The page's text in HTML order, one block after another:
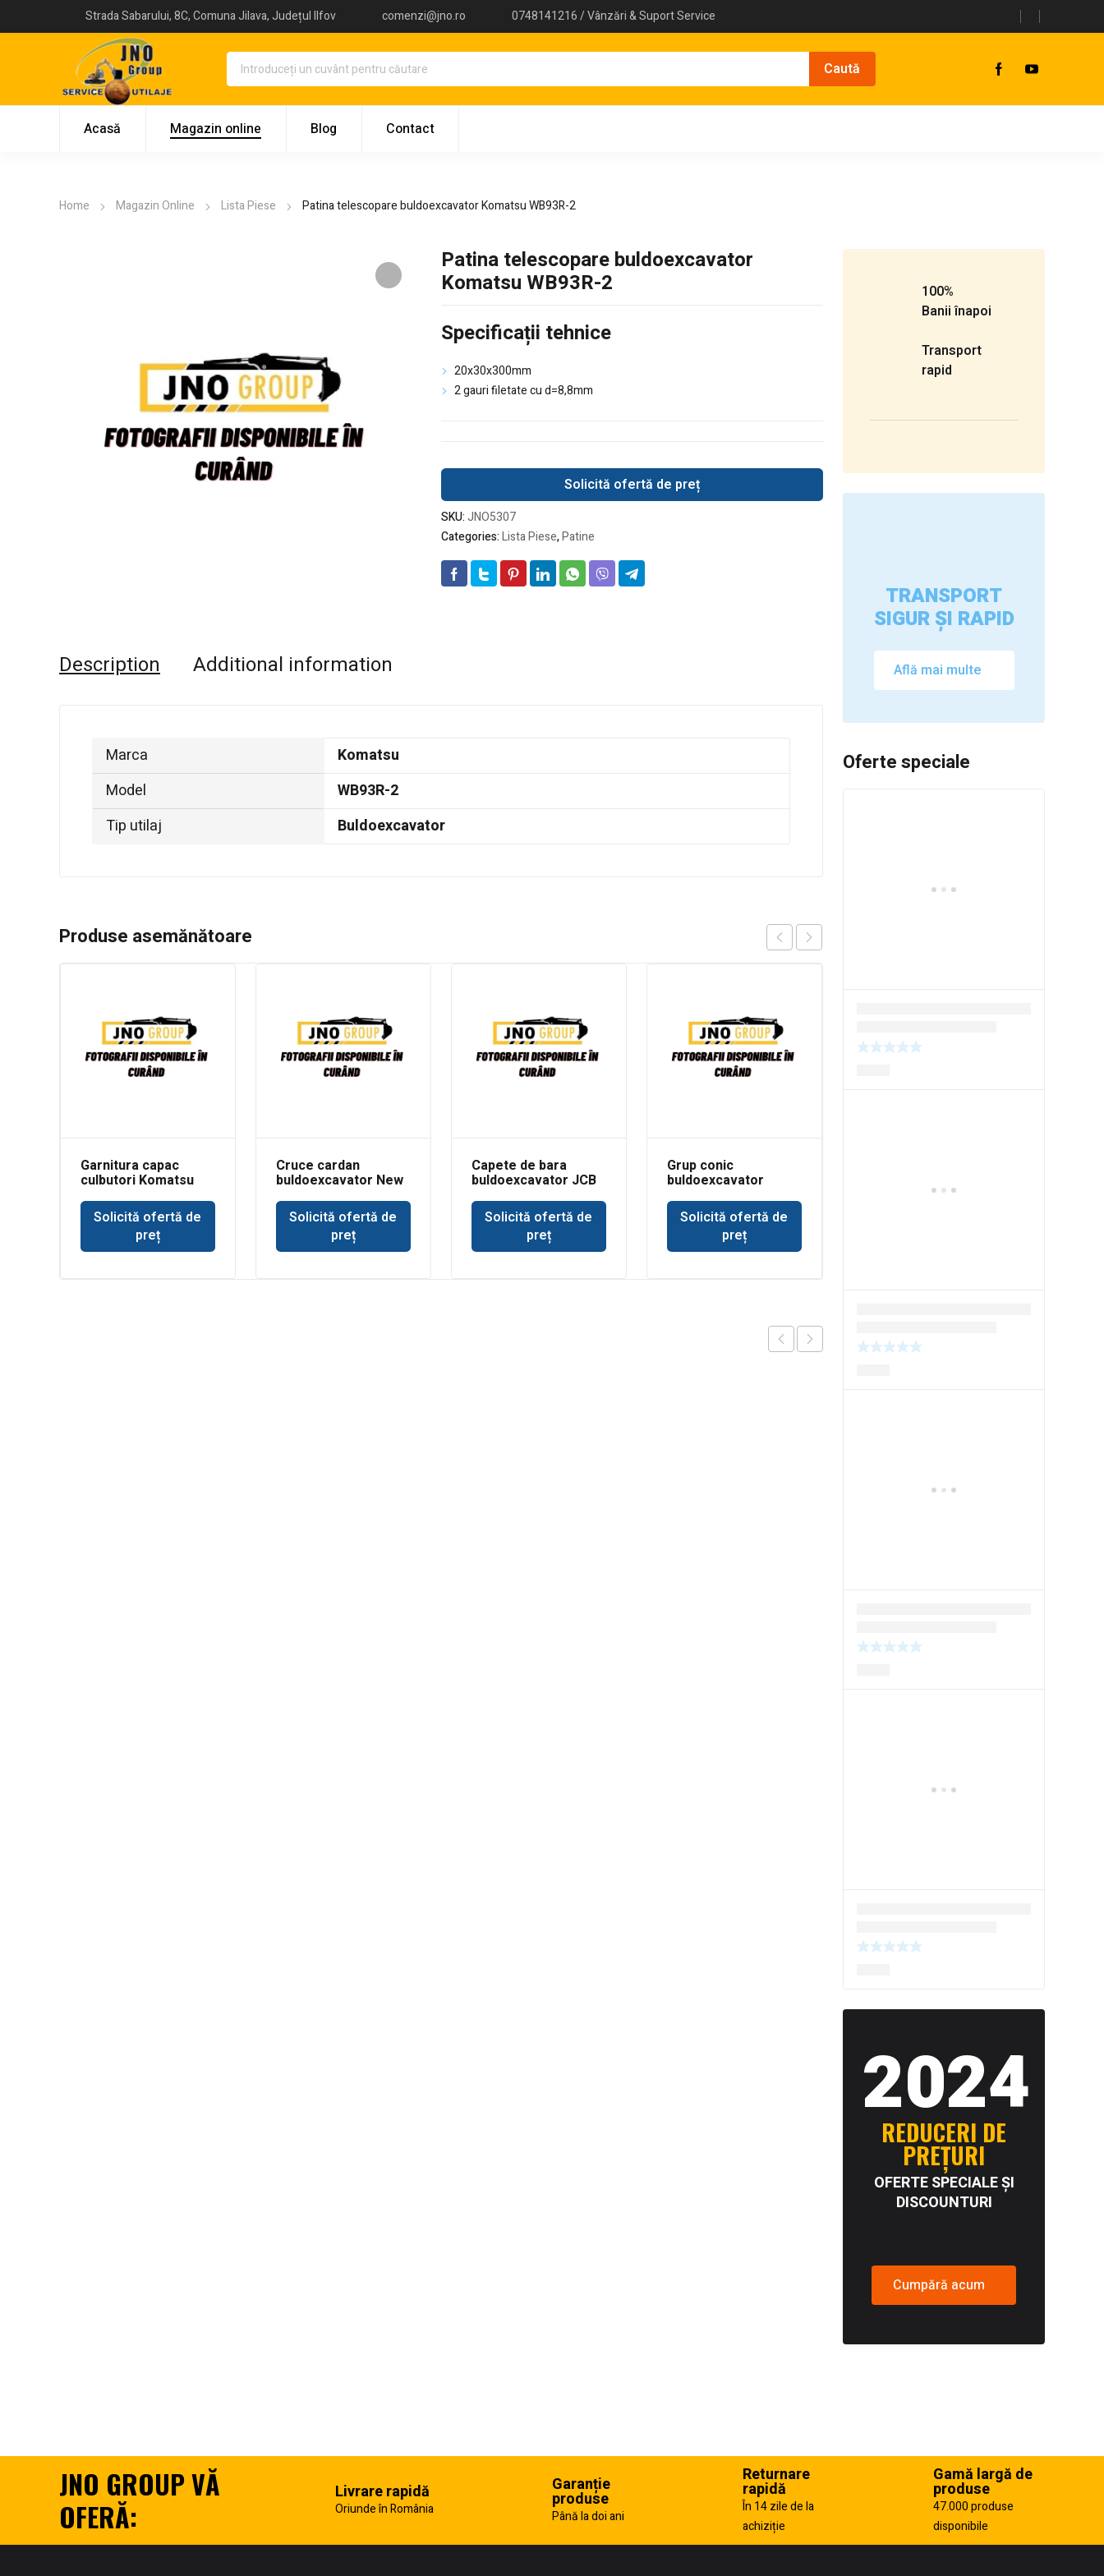
Strada Sabarului, 8C, Comuna Jilava, Județul Ilfov comenzi@jno.ro 0748141216 / Vânzări & Suport Service
Acasă Magazin online Blog Contact
Home Magazin Online Lista Piese Patina telescopare buldoexcavator Komatsu WB93R-2
Patina telescopare buldoexcavator
Komatsu WB93R-2
Specificații tehnice
20x30x300mm
2 gauri filetate cu d=8,8mm
Solicită ofertă de preț
SKU:JNO5307
Categories:Lista Piese,Patine
Description Additional information
Marca
Komatsu
Model
WB93R-2
Tip utilaj
Buldoexcavator
Produse asemănătoare
Garnitura capac
culbutori Komatsu
Solicită ofertă de
preț
Cruce cardan
buldoexcavator New
Solicită ofertă de
preț
Capete de bara
buldoexcavator JCB
Solicită ofertă de
preț
Grup conic
buldoexcavator
Solicită ofertă de
preț
100%
Banii înapoi
Transport
rapid
TRANSPORT
SIGUR ȘI RAPID
Află mai multe
Oferte speciale
2024
REDUCERI DE
PREȚURI
OFERTE SPECIALE ȘI
DISCOUNTURI
Cumpără acum
JNO GROUP VĂ
OFERĂ:
Livrare rapidă
Oriunde în România
Garanție
produse
Până la doi ani
Returnare
rapidă
În 14 zile de la
achiziție
Gamă largă de
produse
47.000 produse
disponibile